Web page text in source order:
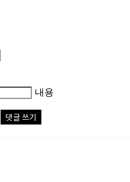
내용
댓글 쓰기